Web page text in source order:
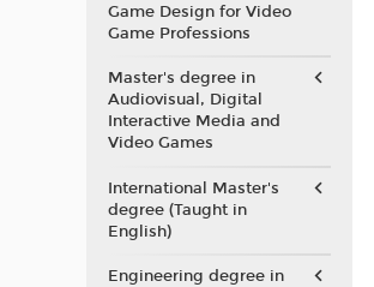
Game Design for Video
Game Professions
Master's degree in
Audiovisual, Digital
Interactive Media and
Video Games
International Master's
degree (Taught in
English)
Engineering degree in